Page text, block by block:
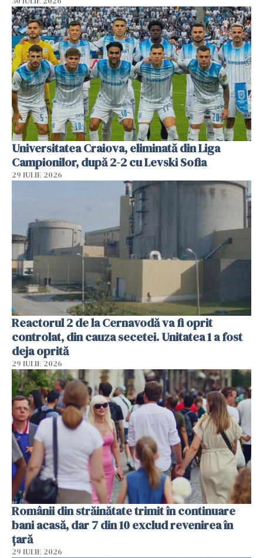
Universitatea Craiova, eliminată din Liga
Campionilor, după 2-2 cu Levski Sofia
29 IULIE 2026
Reactorul 2 de la Cernavodă va fi oprit
controlat, din cauza secetei. Unitatea 1 a fost
deja oprită
29 IULIE 2026
Românii din străinătate trimit în continuare
bani acasă, dar 7 din 10 exclud revenirea în
țară
29 IULIE 2026